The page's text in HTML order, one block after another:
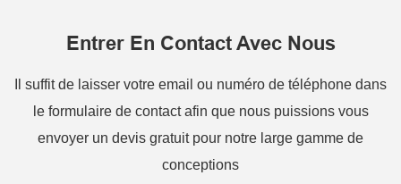
Entrer En Contact Avec Nous
Il suffit de laisser votre email ou numéro de téléphone dans
le formulaire de contact afin que nous puissions vous
envoyer un devis gratuit pour notre large gamme de
conceptions